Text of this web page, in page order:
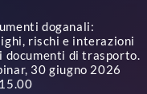
doganali:
rischi e interazioni
documenti di trasporto.
30 giugno 2026